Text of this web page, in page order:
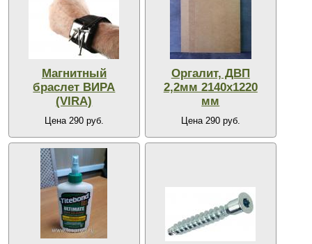
Магнитный
браслет ВИРА
(VIRA)
Цена 290 руб.
Оргалит, ДВП
2,2мм 2140х1220
мм
Цена 290 руб.